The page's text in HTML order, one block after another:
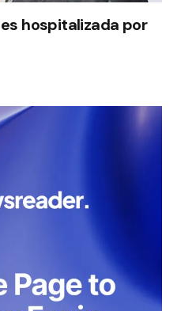
hospitalizada por